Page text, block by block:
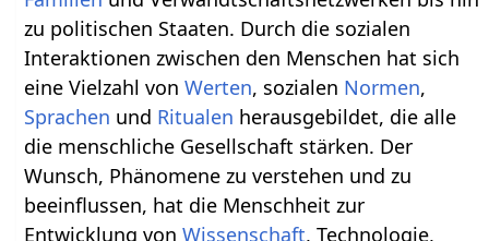
zu politischen Staaten. Durch die sozialen
Interaktionen zwischen den Menschen hat sich
eine Vielzahl vonWerten, sozialen Normen,
Sprachen und Ritualen herausgebildet, die alle
die menschliche Gesellschaft stärken. Der
Wunsch, Phänomene zu verstehen und zu
beeinflussen, hat die Menschheit zur
Entwicklung vonWissenschaft, Technologie,